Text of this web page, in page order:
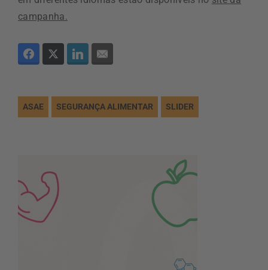
campanha.
ASAE SEGURANÇA ALIMENTAR SLIDER